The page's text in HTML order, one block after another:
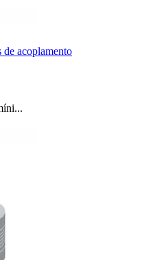
de acoplamento